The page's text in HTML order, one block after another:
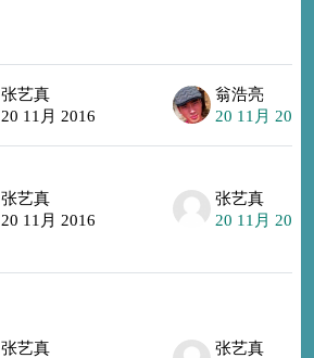
张艺真
20 11月 2016
翁浩亮
20 11月 2016
张艺真
20 11月 2016
张艺真
20 11月 2016
张艺真
张艺真